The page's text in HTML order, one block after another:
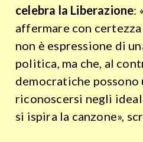
celebra la Liberazione:
affermare con certezza
non è espressione di
politica, ma che, al
democratiche possono
riconoscersi negli
si ispira la canzone»,